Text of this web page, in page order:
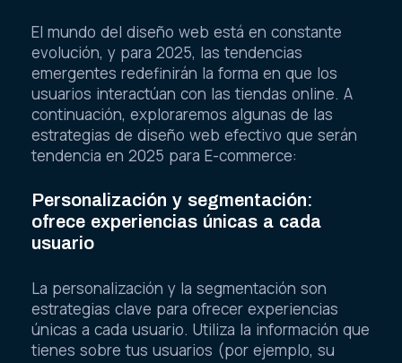
El mundo del diseño web está en constante
evolución, y para 2025, las tendencias
emergentes redefinirán la forma en que los
usuarios interactúan con las tiendas online. A
continuación, exploraremos algunas de las
estrategias de diseño web efectivo que serán
tendencia en 2025 para E-commerce:
Personalización y segmentación:
ofrece experiencias únicas a cada
usuario
La personalización y la segmentación son
estrategias clave para ofrecer experiencias
únicas a cada usuario. Utiliza la información que
tienes sobre tus usuarios (por ejemplo, su